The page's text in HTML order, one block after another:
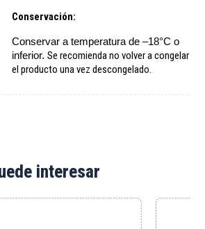
Conservación:
Conservar a temperatura de –18°C o
inferior. Se recomienda no volver a congelar
el producto una vez descongelado.
interesar